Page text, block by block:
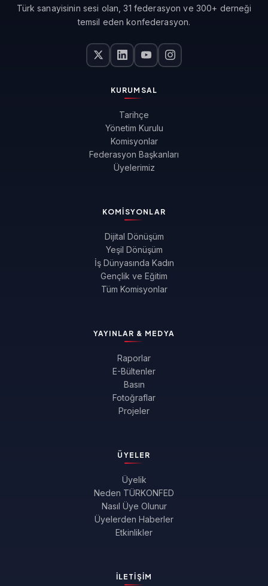
Türk sanayisinin sesi olan, 31 federasyon ve 300+ derneği
temsil eden konfederasyon.
KURUMSAL
Tarihçe
Yönetim Kurulu
Komisyonlar
Federasyon Başkanları
Üyelerimiz
KOMISYONLAR
Dijital Dönüşüm
Yeşil Dönüşüm
İş Dünyasında Kadın
Gençlik ve Eğitim
Tüm Komisyonlar
YAYINLAR & MEDYA
Raporlar
E-Bültenler
Basın
Fotoğraflar
Projeler
ÜYELER
Üyelik
Neden TÜRKONFED
Nasıl Üye Olunur
Üyelerden Haberler
Etkinlikler
İLETIŞIM